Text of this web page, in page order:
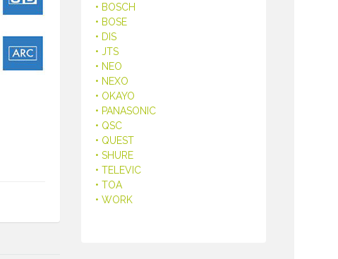
• BOSCH
• BOSE
• DIS
• JTS
• NEO
• NEXO
• OKAYO
• PANASONIC
• QSC
• QUEST
• SHURE
• TELEVIC
• TOA
• WORK